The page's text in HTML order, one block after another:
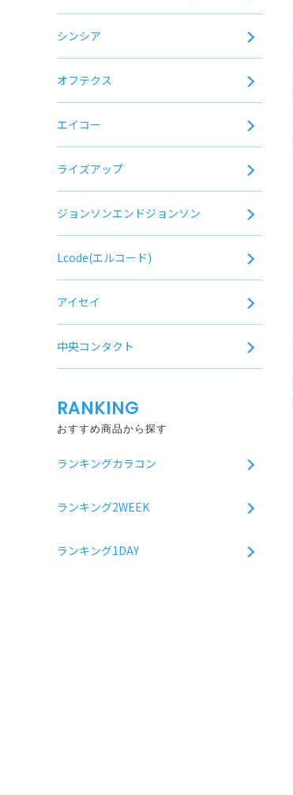
シンシア
オフテクス
エイコー
ライズアップ
ジョンソンエンドジョンソン
Lcode(エルコード)
アイセイ
中央コンタクト
RANKING
おすすめ商品から探す
ランキングカラコン
ランキング2WEEK
ランキング1DAY